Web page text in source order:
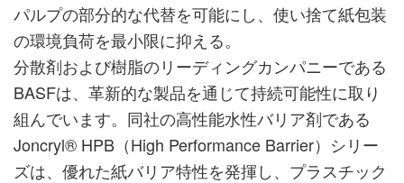
パルプの部分的な代替を可能にし、使い捨て紙包装
の環境負荷を最小限に抑える。
分散剤および樹脂のリーディングカンパニーである
BASFは、革新的な製品を通じて持続可能性に取り
組んでいます。同社の高性能水性バリア剤である
Joncryl® HPB（High Performance Barrier）シリー
ズは、優れた紙バリア特性を発揮し、プラスチック